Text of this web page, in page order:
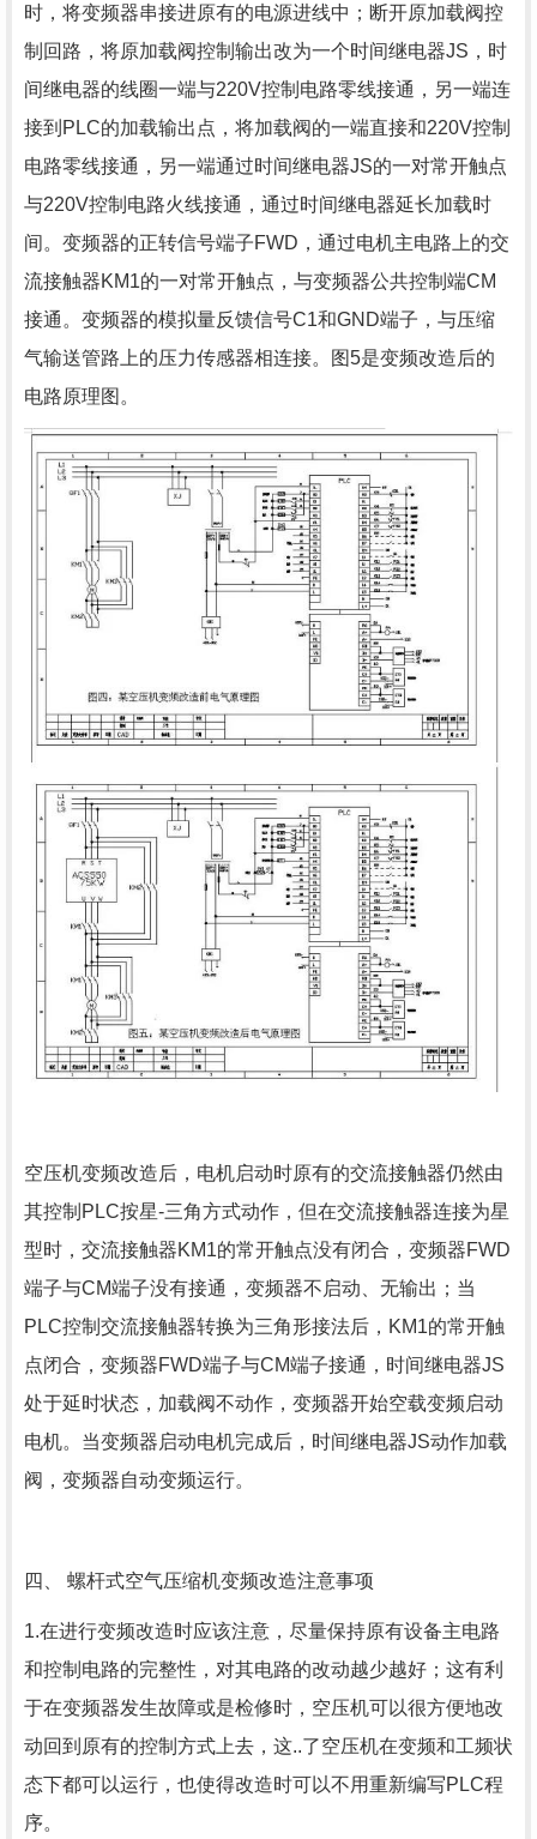
时，将变频器串接进原有的电源进线中；断开原加载阀控
制回路，将原加载阀控制输出改为一个时间继电器JS，时
间继电器的线圈一端与220V控制电路零线接通，另一端连
接到PLC的加载输出点，将加载阀的一端直接和220V控制
电路零线接通，另一端通过时间继电器JS的一对常开触点
与220V控制电路火线接通，通过时间继电器延长加载时
间。变频器的正转信号端子FWD，通过电机主电路上的交
流接触器KM1的一对常开触点，与变频器公共控制端CM
接通。变频器的模拟量反馈信号C1和GND端子，与压缩
气输送管路上的压力传感器相连接。图5是变频改造后的
电路原理图。
空压机变频改造后，电机启动时原有的交流接触器仍然由
其控制PLC按星-三角方式动作，但在交流接触器连接为星
型时，交流接触器KM1的常开触点没有闭合，变频器FWD
端子与CM端子没有接通，变频器不启动、无输出；当
PLC控制交流接触器转换为三角形接法后，KM1的常开触
点闭合，变频器FWD端子与CM端子接通，时间继电器JS
处于延时状态，加载阀不动作，变频器开始空载变频启动
电机。当变频器启动电机完成后，时间继电器JS动作加载
阀，变频器自动变频运行。
四、 螺杆式空气压缩机变频改造注意事项
1.在进行变频改造时应该注意，尽量保持原有设备主电路
和控制电路的完整性，对其电路的改动越少越好；这有利
于在变频器发生故障或是检修时，空压机可以很方便地改
动回到原有的控制方式上去，这..了空压机在变频和工频状
态下都可以运行，也使得改造时可以不用重新编写PLC程
序。